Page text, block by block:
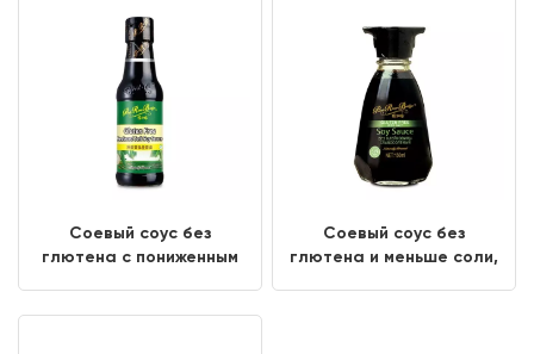
Соевый соус без
глютена с пониженным
Соевый соус без
глютена и меньше соли,